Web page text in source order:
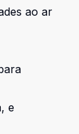
ao ar
e